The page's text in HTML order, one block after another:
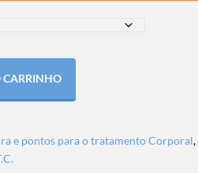
e pontos para o tratamento Corporal,